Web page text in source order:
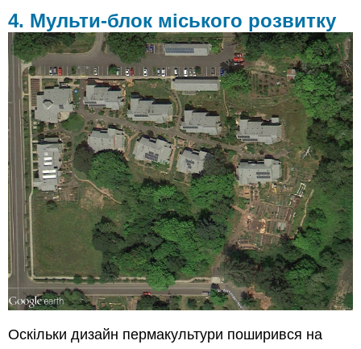
4. Мульти-блок міського розвитку
Оскільки дизайн пермакультури поширився на